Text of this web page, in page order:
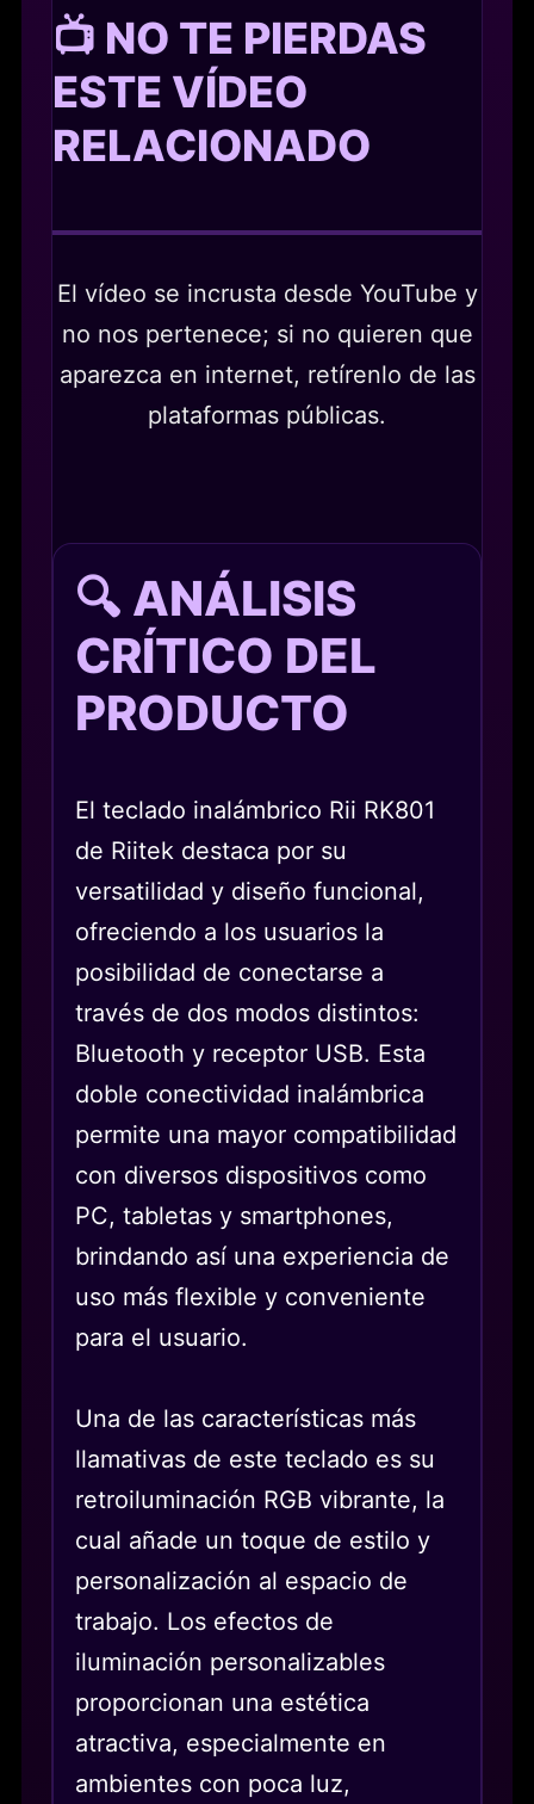
📺 NO TE PIERDAS
ESTE VÍDEO
RELACIONADO
El vídeo se incrusta desde YouTube y
no nos pertenece; si no quieren que
aparezca en internet, retírenlo de las
plataformas públicas.
🔍 ANÁLISIS
CRÍTICO DEL
PRODUCTO
El teclado inalámbrico Rii RK801
de Riitek destaca por su
versatilidad y diseño funcional,
ofreciendo a los usuarios la
posibilidad de conectarse a
través de dos modos distintos:
Bluetooth y receptor USB. Esta
doble conectividad inalámbrica
permite una mayor compatibilidad
con diversos dispositivos como
PC, tabletas y smartphones,
brindando así una experiencia de
uso más flexible y conveniente
para el usuario.
Una de las características más
llamativas de este teclado es su
retroiluminación RGB vibrante, la
cual añade un toque de estilo y
personalización al espacio de
trabajo. Los efectos de
iluminación personalizables
proporcionan una estética
atractiva, especialmente en
ambientes con poca luz,